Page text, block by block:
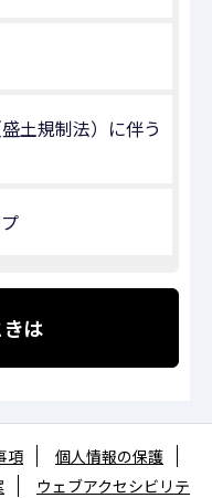
土規制法）に伴う
は
項
個人情報の保護
ウェブアクセシビリテ